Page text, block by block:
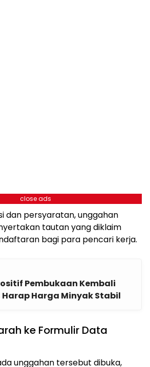
close ads
dan persyaratan, unggahan
tautan yang diklaim
bagi para pencari kerja.
Pembukaan Kembali
Harap Harga Minyak Stabil
ke Formulir Data
unggahan tersebut dibuka,